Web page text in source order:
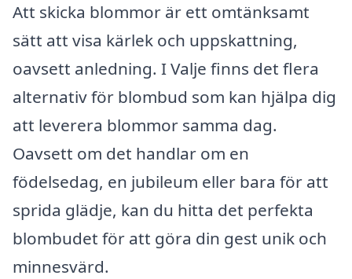
Att skicka blommor är ett omtänksamt
sätt att visa kärlek och uppskattning,
oavsett anledning. I Valje finns det flera
alternativ för blombud som kan hjälpa dig
att leverera blommor samma dag.
Oavsett om det handlar om en
födelsedag, en jubileum eller bara för att
sprida glädje, kan du hitta det perfekta
blombudet för att göra din gest unik och
minnesvärd.